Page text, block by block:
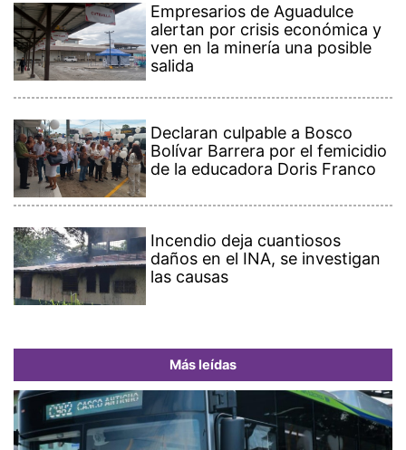
Empresarios de Aguadulce
alertan por crisis económica y
ven en la minería una posible
salida
Declaran culpable a Bosco
Bolívar Barrera por el femicidio
de la educadora Doris Franco
Incendio deja cuantiosos
daños en el INA, se investigan
las causas
Más leídas